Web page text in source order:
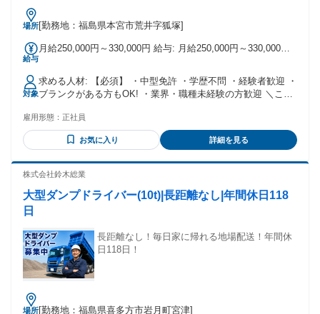
場所[勤務地：福島県本宮市荒井字狐塚]
給与
月給250,000円～330,000円 給与: 月給250,000円～330,000円
他、各種手当あり
対象
求める人材: 【必須】 ・中型免許 ・学歴不問 ・経験者歓迎 ・
ブランクがある方もOK! ・業界・職種未経験の方歓迎 ＼こん
たい方 ・中高年活躍企業で働きたい方 ・女性活躍中企業で働
きたい方 ・安全に運転できる方 ・交通ルールを順守する方
・挨拶と笑顔の対応ができる方 ・社会人としてのマナーがあ
雇用形態： 正社員
お気に入り 詳細を見る
株式会社鈴木総業
大型ダンプドライバー(10t)|長距離なし|年間休日118
日
長距離なし！毎日家に帰れる地場配送！年間休
日118日！
場所[勤務地：福島県喜多方市岩月町宮津]